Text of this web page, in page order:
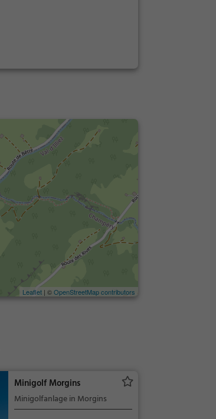
Leaflet | ©OpenStreetMap contributors
Minigolf Morgins
Minigolfanlage in Morgins